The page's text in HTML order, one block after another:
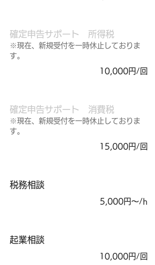
確定申告サポート​ 所得税
※現在、新規受付を一時休止しておりま
す。
10,000円/回
確定申告サポート 消費税
※現在、新規受付を一時休止しておりま
す。
15,000円/回
​税務相談
5,000円〜/h
起業相談
10,000円/回